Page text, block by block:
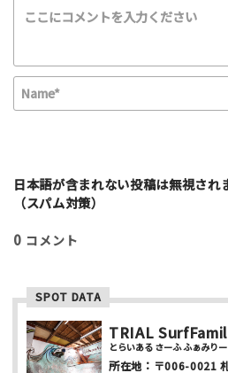
利用したもの
スクーター
その他
該当する項目を選択して下さい（
利用者多い
写真など
i日本語が含まれない投稿は無視され
（スパム対策）
0 コメント
SPOT DATA
TRIAL
とらいある さーふ ふぁみり
所在地： 〒006-0021